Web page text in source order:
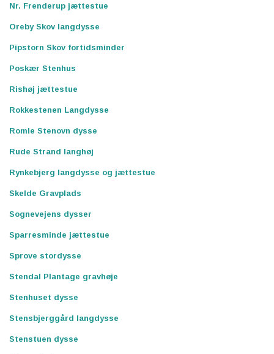
Nr. Frenderup jættestue
Oreby Skov langdysse
Pipstorn Skov fortidsminder
Poskær Stenhus
Rishøj jættestue
Rokkestenen Langdysse
Romle Stenovn dysse
Rude Strand langhøj
Rynkebjerg langdysse og jættestue
Skelde Gravplads
Sognevejens dysser
Sparresminde jættestue
Sprove stordysse
Stendal Plantage gravhøje
Stenhuset dysse
Stensbjerggård langdysse
Stenstuen dysse